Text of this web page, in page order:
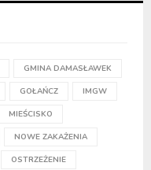
GMINA DAMASŁAWEK
GOŁAŃCZ IMGW
MIEŚCISKO
NOWE ZAKAŻENIA
OSTRZEŻENIE